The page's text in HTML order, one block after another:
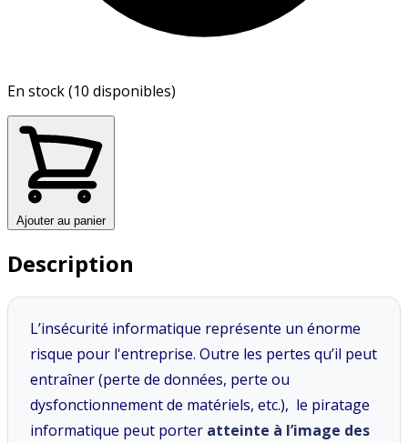
En stock (10 disponibles)
Ajouter au panier
Description
L’insécurité informatique représente un énorme
risque pour l'entreprise. Outre les pertes qu’il peut
entraîner (perte de données, perte ou
dysfonctionnement de matériels, etc.), le piratage
informatique peut porter atteinte à l’image des